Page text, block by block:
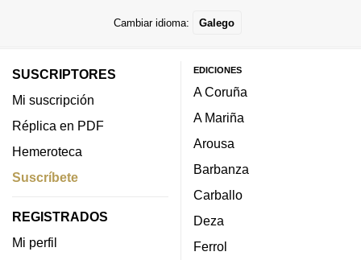
Cambiar idioma: Galego
SUSCRIPTORES
Mi suscripción
Réplica en PDF
Hemeroteca
Suscríbete
REGISTRADOS
Mi perfil
EDICIONES
A Coruña
A Mariña
Arousa
Barbanza
Carballo
Deza
Ferrol